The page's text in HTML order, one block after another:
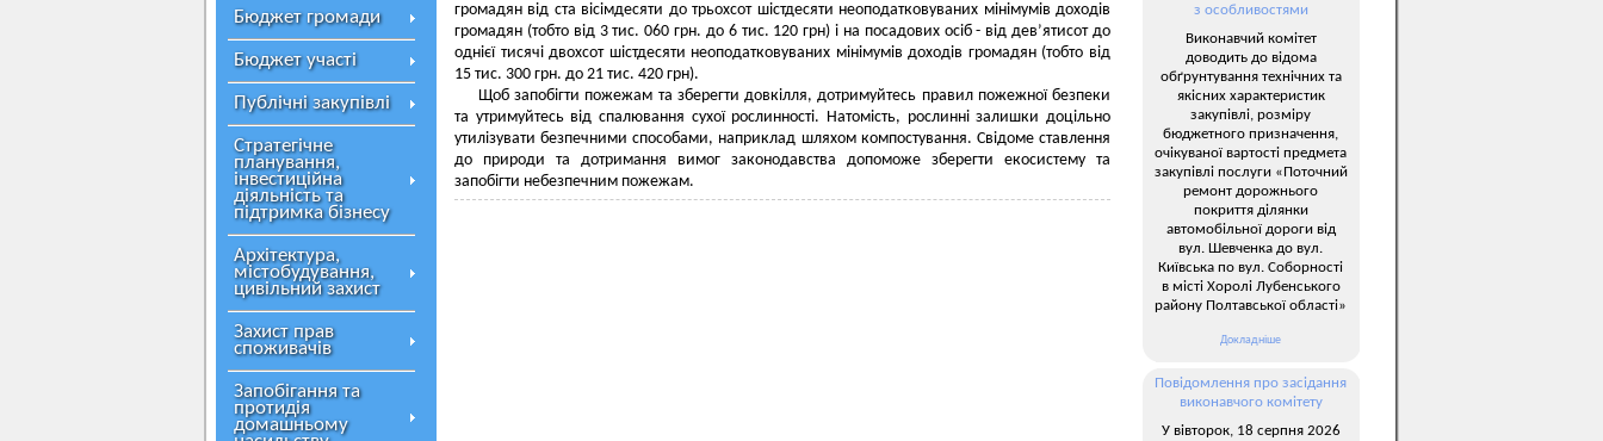
Бюджет громади
Бюджет участі
Публічні закупівлі
Стратегічне
планування,
інвестиційна
діяльність та
підтримка бізнесу
Архітектура,
містобудування,
цивільний захист
Захист прав
споживачів
Запобігання та
протидія
домашньому
громадян від ста вісімдесяти до трьохсот шістдесяти неоподатковуваних мінімумів доходів
громадян (тобто від 3 тис. 060 грн. до 6 тис. 120 грн) і на посадових осіб - від дев’ятисот до
однієї тисячі двохсот шістдесяти неоподатковуваних мінімумів доходів громадян (тобто від
15 тис. 300 грн. до 21 тис. 420 грн).
Щоб запобігти пожежам та зберегти довкілля, дотримуйтесь правил пожежної безпеки
та утримуйтесь від спалювання сухої рослинності. Натомість, рослинні залишки доцільно
утилізувати безпечними способами, наприклад шляхом компостування. Свідоме ставлення
до природи та дотримання вимог законодавства допоможе зберегти екосистему та
запобігти небезпечним пожежам.
з особливостями
Виконавчий комітет
доводить до відома
обґрунтування технічних та
якісних характеристик
закупівлі, розміру
бюджетного призначення,
очікуваної вартості предмета
закупівлі послуги «Поточний
ремонт дорожнього
покриття ділянки
автомобільної дороги від
вул. Шевченка до вул.
Київська по вул. Соборності
в місті Хоролі Лубенського
району Полтавської області»
Докладніше
Повідомлення про засідання
виконавчого комітету
У вівторок, 18 серпня 2026